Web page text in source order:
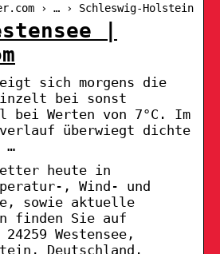
› … › Schleswig-Holstein
|
sich morgens die
bei sonst
bei Werten von 7°C. Im
überwiegt dichte
…
heute in
, Wind- und
sowie aktuelle
finden Sie auf
Westensee,
Deutschland.